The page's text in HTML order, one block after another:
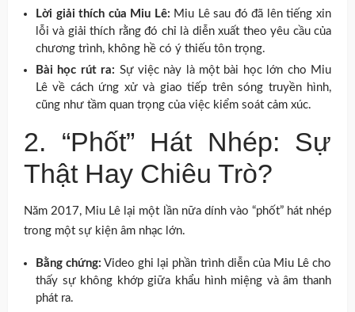
Lời giải thích của Miu Lê: Miu Lê sau đó đã lên tiếng xin
lỗi và giải thích rằng đó chỉ là diễn xuất theo yêu cầu của
chương trình, không hề có ý thiếu tôn trọng.
Bài học rút ra: Sự việc này là một bài học lớn cho Miu
Lê về cách ứng xử và giao tiếp trên sóng truyền hình,
cũng như tầm quan trọng của việc kiểm soát cảm xúc.
2. “Phốt” Hát Nhép: Sự
Thật Hay Chiêu Trò?
Năm 2017, Miu Lê lại một lần nữa dính vào “phốt” hát nhép
trong một sự kiện âm nhạc lớn.
Bằng chứng: Video ghi lại phần trình diễn của Miu Lê cho
thấy sự không khớp giữa khẩu hình miệng và âm thanh
phát ra.